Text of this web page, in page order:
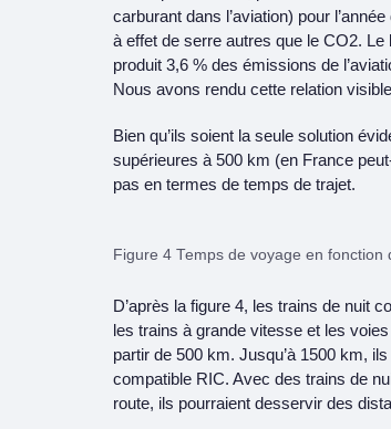
carburant dans l’aviation) pour
à effet de serre autres que le CO2. Le
produit 3,6 % des émissions de
Nous avons rendu cette relation
Bien qu’ils soient la seule solution
supérieures à 500 km (en France
pas en termes de temps de trajet.
Figure 4 Temps de voyage en fonction
D’après la figure 4, les trains de nuit
les trains à grande vitesse et les
partir de 500 km. Jusqu’à 1500 km,
compatible RIC. Avec des trains de
route, ils pourraient desservir des